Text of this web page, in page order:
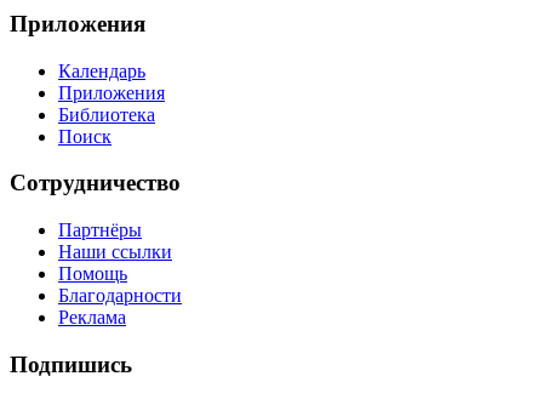
Приложения
Календарь
Приложения
Библиотека
Поиск
Сотрудничество
Партнёры
Наши ссылки
Помощь
Благодарности
Реклама
Подпишись